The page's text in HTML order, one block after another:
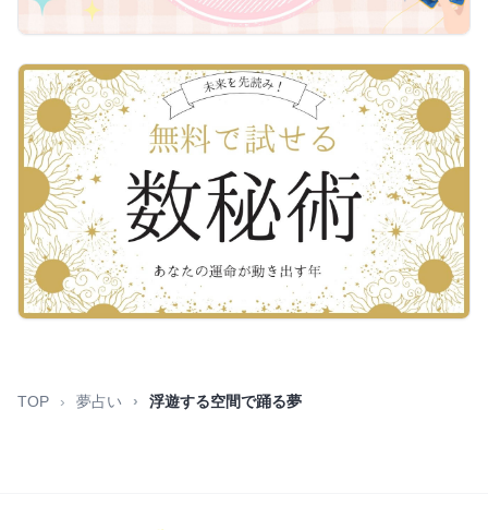
TOP 夢占い 浮遊する空間で踊る夢